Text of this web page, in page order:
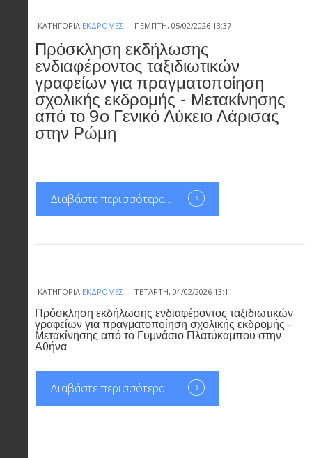
ΚΑΤΗΓΟΡΊΑ ΕΚΔΡΟΜΈΣ ΠΈΜΠΤΗ, 05/02/2026 13:37
Πρόσκληση εκδήλωσης
ενδιαφέροντος ταξιδιωτικών
γραφείων για πραγματοποίηση
σχολικής εκδρομής - Μετακίνησης
από το 9o Γενικό Λύκειο Λάρισας
στην Ρώμη
Διαβάστε περισσότερα...
ΚΑΤΗΓΟΡΊΑ ΕΚΔΡΟΜΈΣ ΤΕΤΆΡΤΗ, 04/02/2026 13:11
Πρόσκληση εκδήλωσης ενδιαφέροντος ταξιδιωτικών
γραφείων για πραγματοποίηση σχολικής εκδρομής -
Μετακίνησης από το Γυμνάσιο Πλατύκαμπου στην
Αθήνα
Διαβάστε περισσότερα...